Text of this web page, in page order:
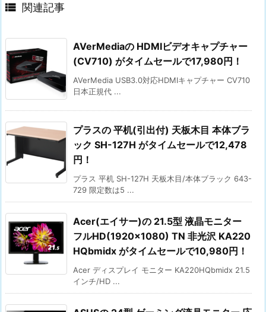
 関連記事
AVerMediaの HDMIビデオキャプチャー
(CV710) がタイムセールで17,980円！
AVerMedia USB3.0対応HDMIキャプチャー CV710
日本正規代 ...
プラスの 平机(引出付) 天板木目 本体ブラ
ック SH-127H がタイムセールで12,478
円！
プラス 平机 SH-127H 天板木目/本体ブラック 643-
729 限定数は5 ...
Acer(エイサー)の 21.5型 液晶モニター
フルHD(1920×1080) TN 非光沢 KA220
HQbmidx がタイムセールで10,980円！
Acer ディスプレイ モニター KA220HQbmidx 21.5
インチ/HD ...